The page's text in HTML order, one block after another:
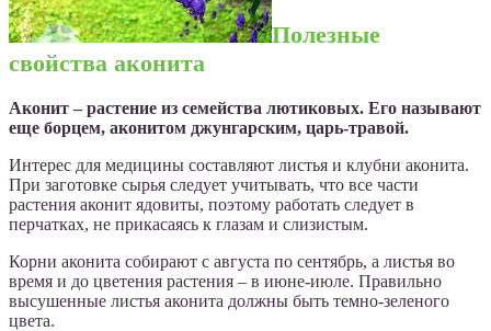
Полезные
свойства аконита
Аконит – растение из семейства лютиковых. Его называют
еще борцем, аконитом джунгарским, царь-травой.
Интерес для медицины составляют листья и клубни аконита.
При заготовке сырья следует учитывать, что все части
растения аконит ядовиты, поэтому работать следует в
перчатках, не прикасаясь к глазам и слизистым.
Корни аконита собирают с августа по сентябрь, а листья во
время и до цветения растения – в июне-июле. Правильно
высушенные листья аконита должны быть темно-зеленого
цвета.